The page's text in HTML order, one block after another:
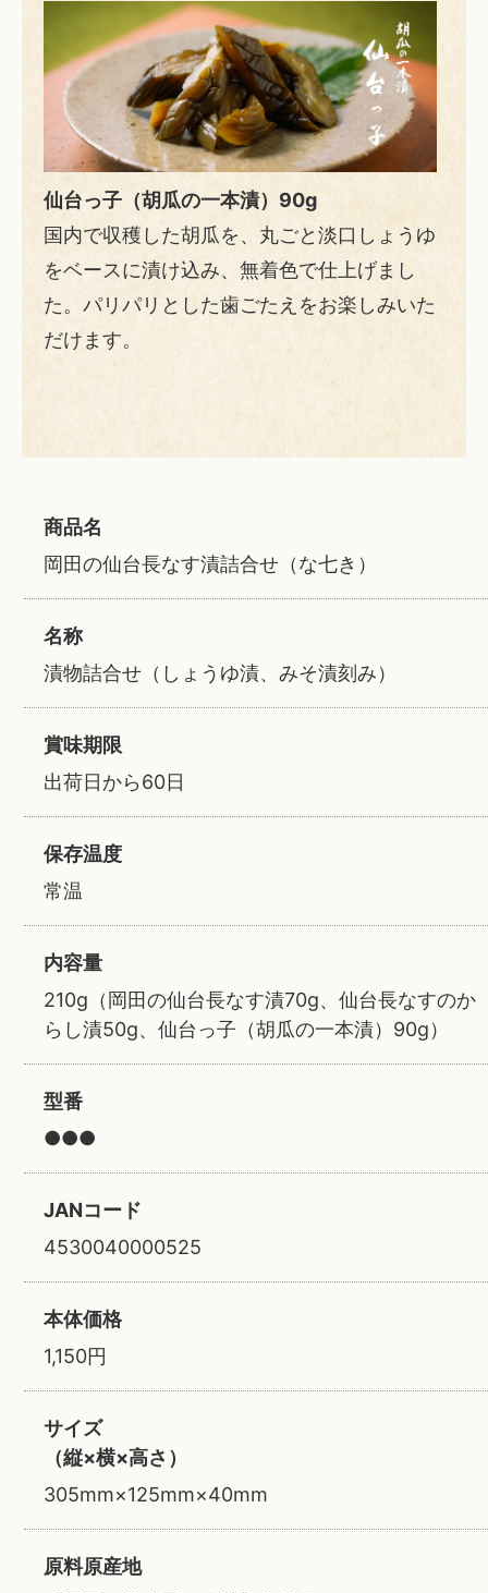
仙台っ子（胡瓜の一本漬）90g
国内で収穫した胡瓜を、丸ごと淡口しょうゆ
をベースに漬け込み、無着色で仕上げまし
た。パリパリとした歯ごたえをお楽しみいた
だけます。
商品名
岡田の仙台長なす漬詰合せ（な七き）
名称
漬物詰合せ（しょうゆ漬、みそ漬刻み）
賞味期限
出荷日から60日
保存温度
常温
内容量
210g（岡田の仙台長なす漬70g、仙台長なすのか
らし漬50g、仙台っ子（胡瓜の一本漬）90g）
型番
●●●
JANコード
4530040000525
本体価格
1,150円
サイズ
（縦×横×高さ）
305mm×125mm×40mm
原料原産地